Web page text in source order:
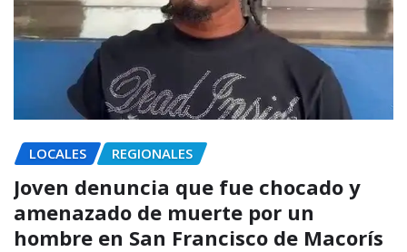
LOCALES REGIONALES
Joven denuncia que fue chocado y
amenazado de muerte por un
hombre en San Francisco de Macorís